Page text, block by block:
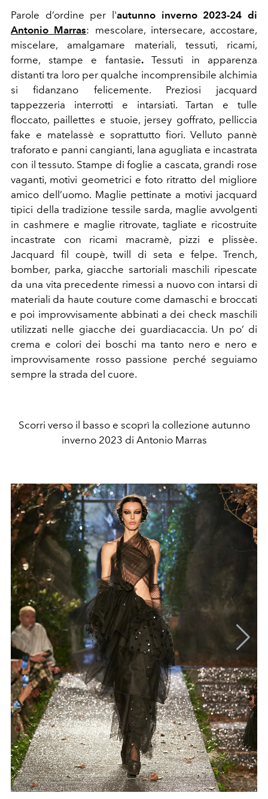
Parole d’ordine per l'autunno inverno 2023-24 di
Antonio Marras: mescolare, intersecare, accostare,
miscelare, amalgamare materiali, tessuti, ricami,
forme, stampe e fantasie.Tessuti in apparenza
distanti tra loro per qualche incomprensibile alchimia
si fidanzano felicemente. Preziosi jacquard
tappezzeria interrotti e intarsiati. Tartan e tulle
floccato, paillettes e stuoie, jersey goffrato, pelliccia
fake e matelassè e soprattutto fiori.Velluto pannè
traforato e panni cangianti, lana agugliata e incastrata
con il tessuto. Stampe di foglie a cascata, grandi rose
vaganti, motivi geometrici e foto ritratto del migliore
amico dell’uomo. Maglie pettinate a motivi jacquard
tipici della tradizione tessile sarda, maglie avvolgenti
in cashmere e maglie ritrovate, tagliate e ricostruite
incastrate con ricami macramè, pizzi e plissèe.
Jacquard fil coupè, twill di seta e felpe. Trench,
bomber, parka, giacche sartoriali maschili ripescate
da una vita precedente rimessi a nuovo con intarsi di
materiali da haute couture come damaschi e broccati
e poi improvvisamente abbinati a dei check maschili
utilizzati nelle giacche dei guardiacaccia. Un po’ di
crema e colori dei boschi ma tanto nero e nero e
improvvisamente rosso passione perché seguiamo
sempre la strada del cuore.
Scorri verso il basso e scoprì la collezione autunno
inverno 2023 di Antonio Marras